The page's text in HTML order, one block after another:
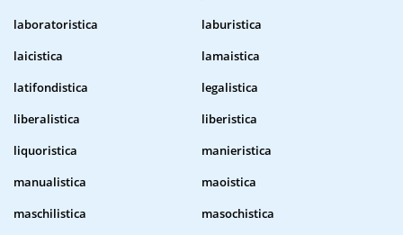
laboratoristica
laburistica
laicistica
lamaistica
latifondistica
legalistica
liberalistica
liberistica
liquoristica
manieristica
manualistica
maoistica
maschilistica
masochistica